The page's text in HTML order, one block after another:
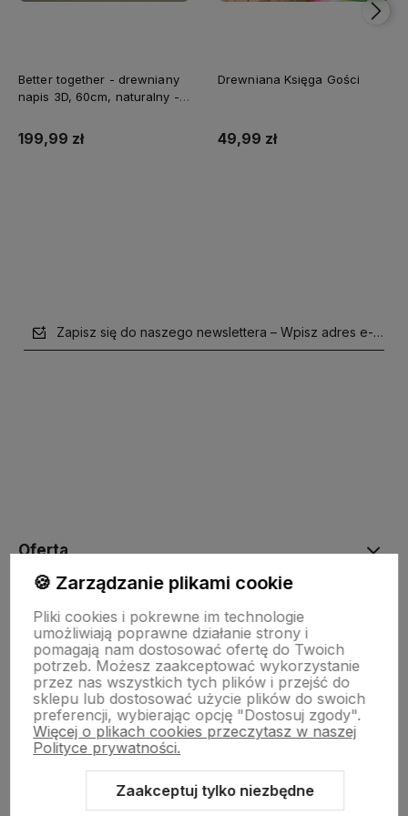
Better together - drewniany
napis 3D, 60cm, naturalny -
199,99 zł
Drewniana Księga Gości
49,99 zł
Zapisz się do naszego newslettera – Wpisz adres e-mail
Oferta
Drewniane dekoracje
Kolorowe skarpetki
Informacje
🍪 Zarządzanie plikami cookie
Pliki cookies i pokrewne im technologie
umożliwiają poprawne działanie strony i
pomagają nam dostosować ofertę do Twoich
potrzeb. Możesz zaakceptować wykorzystanie
przez nas wszystkich tych plików i przejść do
sklepu lub dostosować użycie plików do swoich
preferencji, wybierając opcję "Dostosuj zgody".
Więcej o plikach cookies przeczytasz w naszej
Polityce prywatności.
Zaakceptuj tylko niezbędne